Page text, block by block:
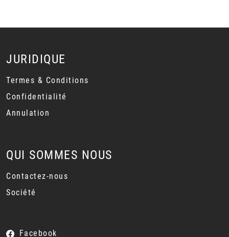
JURIDIQUE
Termes & Conditions
Confidentialité
Annulation
QUI SOMMES NOUS
Contactez-nous
Société
Facebook